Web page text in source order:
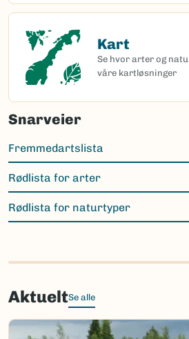
Kart
Se hvor arter og
våre kartløsninger
Kart
Snarveier
Fremmedartslista
Rødlista for arter
Rødlista for naturtyper
AktueltSe alle